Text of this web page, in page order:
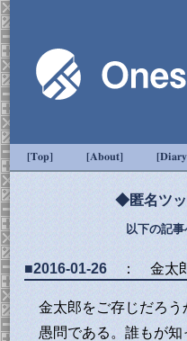
[Top] [About]
◆匿名ツ
以下の記
■2016-01-26 ： 金太郎
金太郎をご存じだろう
愚問である。誰もが知